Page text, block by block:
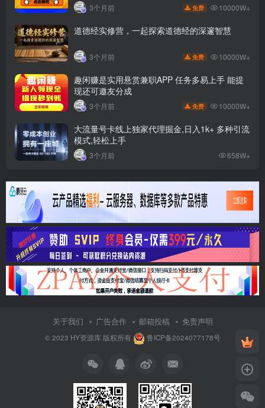
3个月前 免费 10000W+
道德经实修营，一起探索道德经的深邃智慧
3个月前 免费 10000W+
趣闲赚是实用悬赏兼职APP 任务多易上手 能提
现还可邀友分成
3个月前 免费 10000W+
大流量号卡线上独家代理掘金,日入1k+ 多种引流
模式,轻松上手
3个月前 658W+
关于我们 广告合作 邮箱投稿 免责声明
© 2023 HY资源库版权所有 鲁ICP备2024077178号